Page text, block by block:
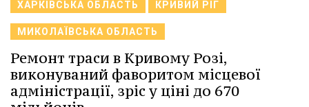
ХАРКІВСЬКА ОБЛАСТЬ КРИВИЙ РІГ
МИКОЛАЇВСЬКА ОБЛАСТЬ
Ремонт траси в Кривому Розі,
виконуваний фаворитом місцевої
адміністрації, зріс у ціні до 670